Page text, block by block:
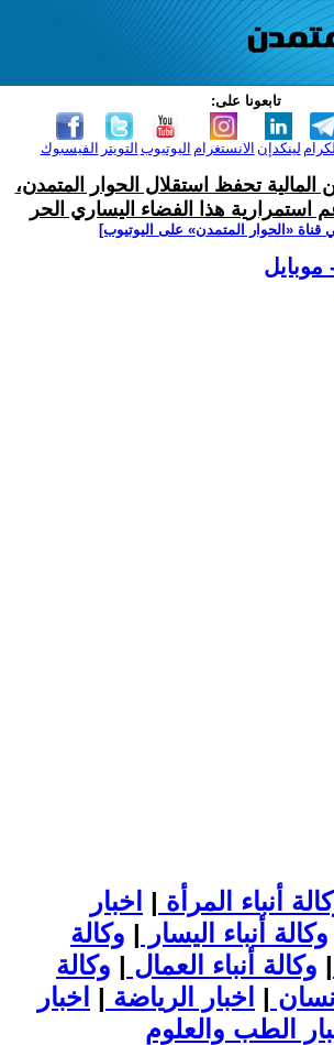
تابعونا على:
الفيسبوك التويتر اليوتيوب الانستغرام لينكدإن
المالية تحفظ استقلال الحوار المتمدن،
استمرارية هذا الفضاء اليساري الحر
‫«الحوار المتمدن» على اليوتيوب]
موبايل
أنباء المرأة | اخبار
وكالة أنباء اليسار | وكالة
| وكالة أنباء العمال | وكالة
| اخبار الرياضة | اخبار